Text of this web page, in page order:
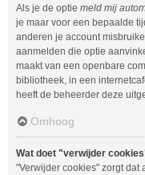
Als je de optie meld mij
je maar voor een bepaalde
anderen je account
aanmelden die optie
maakt van een openbare
bibliotheek, in een
heeft de beheerder deze
Omhoog
Wat doet "verwijder
"Verwijder cookies" zorgt dat